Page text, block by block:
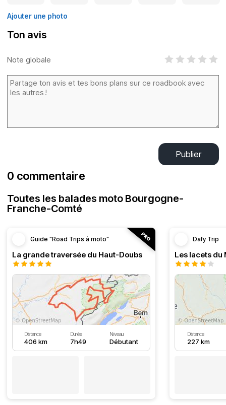
Ajouter une photo
Ton avis
Note globale
Publier
0 commentaire
Toutes les balades moto Bourgogne-
Franche-Comté
Guide "Road Trips à moto"
La grande traversée du Haut-Doubs
Distance
406 km
Durée
7h49
Niveau
Débutant
Dafy Trip
Les lacets du
Distance
227 km